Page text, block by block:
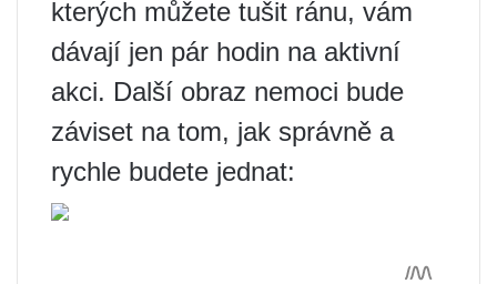
kterých můžete tušit ránu, vám
dávají jen pár hodin na aktivní
akci. Další obraz nemoci bude
záviset na tom, jak správně a
rychle budete jednat: